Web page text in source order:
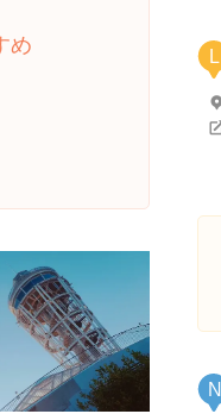
め L
N